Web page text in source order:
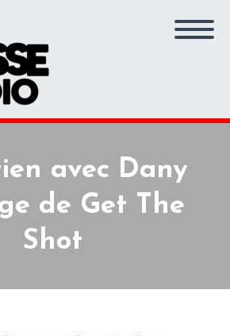
avec Dany
de Get The
Shot